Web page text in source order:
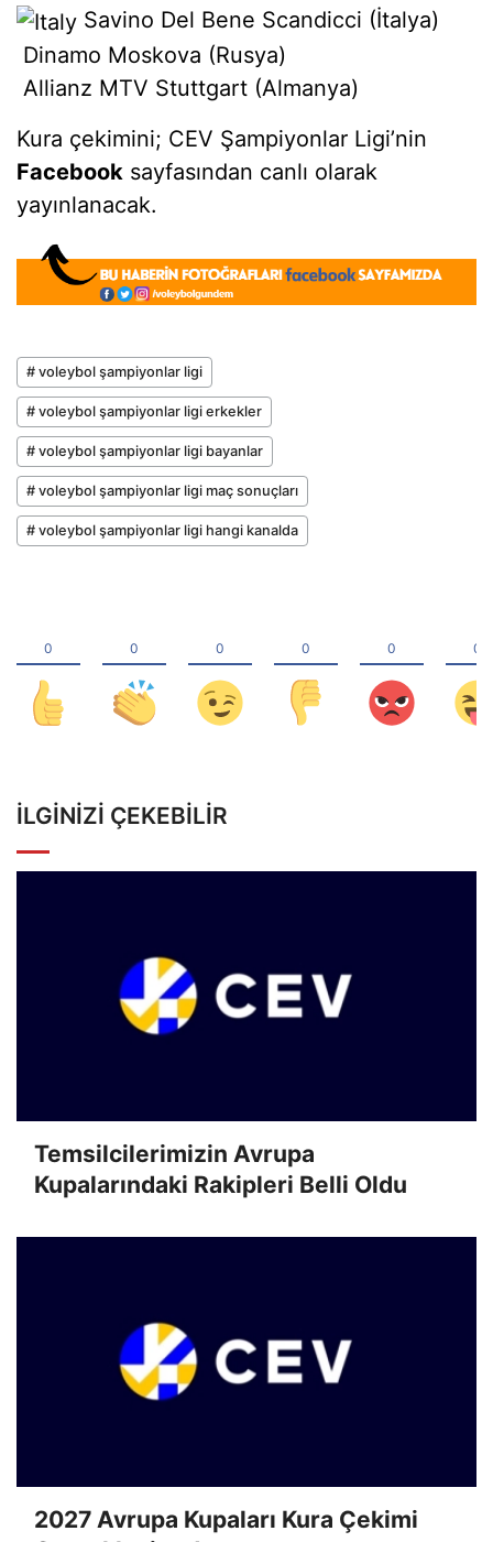
Savino Del Bene Scandicci (İtalya)
Dinamo Moskova (Rusya)
Allianz MTV Stuttgart (Almanya)
Kura çekimini; CEV Şampiyonlar Ligi’nin
Facebook sayfasından canlı olarak
yayınlanacak.
# voleybol şampiyonlar ligi
# voleybol şampiyonlar ligi erkekler
# voleybol şampiyonlar ligi bayanlar
# voleybol şampiyonlar ligi maç sonuçları
# voleybol şampiyonlar ligi hangi kanalda
İLGINIZI ÇEKEBILIR
Temsilcilerimizin Avrupa
Kupalarındaki Rakipleri Belli Oldu
2027 Avrupa Kupaları Kura Çekimi